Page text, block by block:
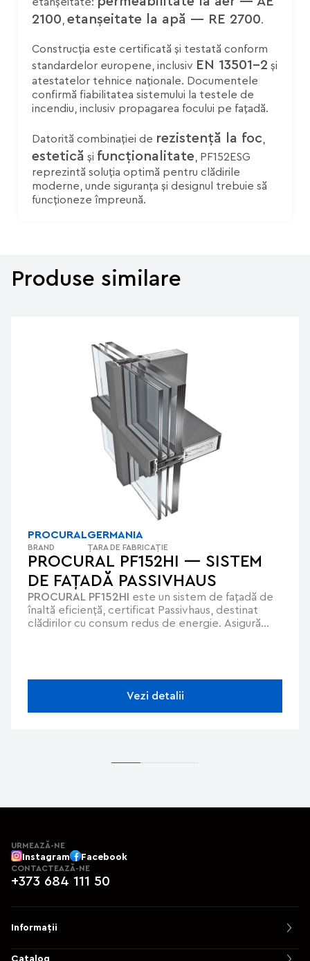
2100 etanșeitate la apă — RE 2700.
Construcția este certificată și testată conform
standardelor europene, inclusiv EN 13501-2 și
atestatelor tehnice naționale. Documentele
confirmă fiabilitatea sistemului la testele de
incendiu, inclusiv propagarea focului pe fațadă.
Datorită combinației de rezistență la foc
estetică și funcționalitate , PF152ESG
reprezintă soluția optimă pentru clădirile
moderne, unde siguranța și designul trebuie să
funcționeze împreună.
Produse similare
PROCURAL PF152HI — SISTEM
DE FAȚADĂ PASSIVHAUS
PROCURAL PF152HI
înaltă eficiență, certificat Passivhaus, destinat
clădirilor cu consum redus de energie. Asigură
complexe, combină eficiența energetică cu
estetica și durabilitatea.
PROCURAL
BRAND
GERMANIA
ȚARA DE FABRICAȚIE
Vezi detalii
URMEAZĂ-NE
Instagram Facebook
CONTACTEAZĂ-NE
+373 684 111 50
Informații
Catalog